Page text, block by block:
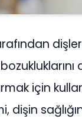
için
dişin